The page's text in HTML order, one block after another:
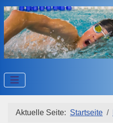
Aktuelle Seite: Startseite